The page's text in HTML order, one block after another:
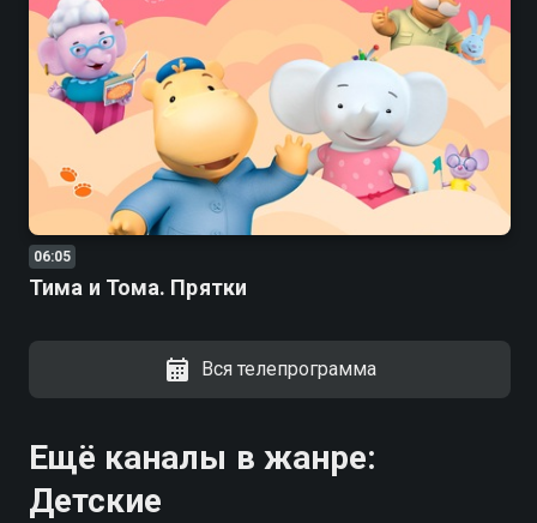
06:05
Тима и Тома. Прятки
Вся телепрограмма
Ещё каналы в жанре:
Детские